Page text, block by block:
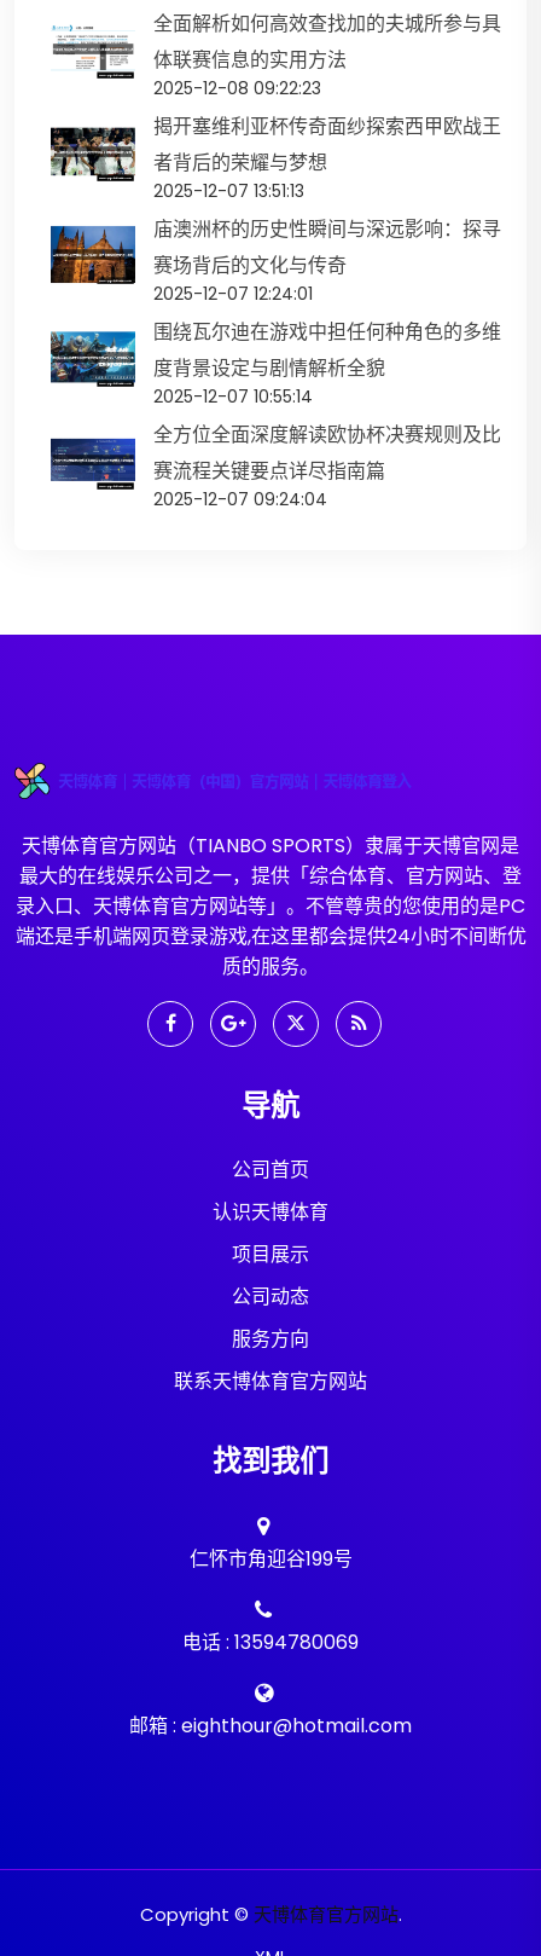
全面解析如何高效查找加的夫城所参与具
体联赛信息的实用方法
2025-12-08 09:22:23
揭开塞维利亚杯传奇面纱探索西甲欧战王
者背后的荣耀与梦想
2025-12-07 13:51:13
庙澳洲杯的历史性瞬间与深远影响：探寻
赛场背后的文化与传奇
2025-12-07 12:24:01
围绕瓦尔迪在游戏中担任何种角色的多维
度背景设定与剧情解析全貌
2025-12-07 10:55:14
全方位全面深度解读欧协杯决赛规则及比
赛流程关键要点详尽指南篇
2025-12-07 09:24:04
天博体育官方网站（TIANBO SPORTS）隶属于天博官网是
最大的在线娱乐公司之一，提供「综合体育、官方网站、登
录入口、天博体育官方网站等」。不管尊贵的您使用的是PC
端还是手机端网页登录游戏,在这里都会提供24小时不间断优
质的服务。
导航
公司首页
认识天博体育
项目展示
公司动态
服务方向
联系天博体育官方网站
找到我们
仁怀市角迎谷199号
电话 : 13594780069
邮箱 : eighthour@hotmail.com
Copyright © 天博体育官方网站.